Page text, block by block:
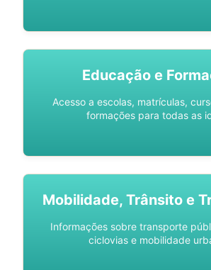
Educação e
Acesso a escolas, matrículas,
formações para todas as
Mobilidade, Trânsito e
Informações sobre transporte
ciclovias e mobilidade